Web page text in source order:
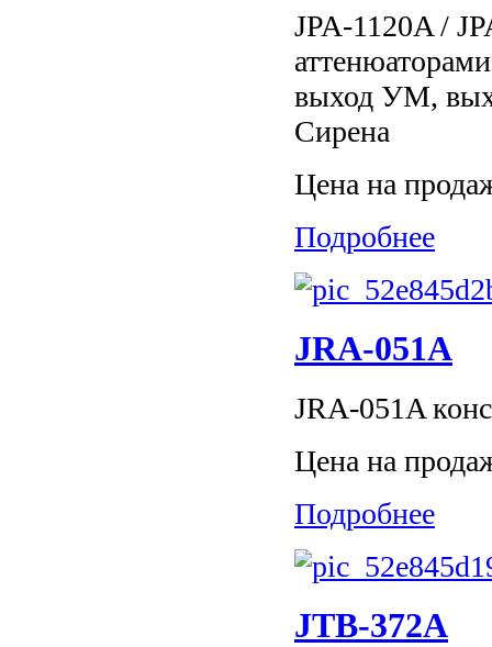
JPA-1120A /
выход УМ,
Сирена
Цена на
Подробнее
JRA-051A
JRA-051A
Цена на
Подробнее
JTB-372A